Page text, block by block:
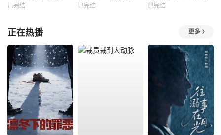
已完结 已完结 已完结
正在热播 更多